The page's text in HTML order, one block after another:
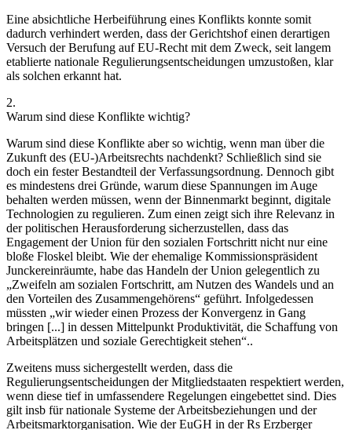
Eine absichtliche Herbeiführung eines Konflikts konnte somit
dadurch verhindert werden, dass der Gerichtshof einen derartigen
Versuch der Berufung auf EU-Recht mit dem Zweck, seit langem
etablierte nationale Regulierungsentscheidungen umzustoßen, klar
als solchen erkannt hat.
2.
Warum sind diese Konflikte wichtig?
Warum sind diese Konflikte aber so wichtig, wenn man über die
Zukunft des (EU-)Arbeitsrechts nachdenkt? Schließlich sind sie
doch ein fester Bestandteil der Verfassungsordnung. Dennoch gibt
es mindestens drei Gründe, warum diese Spannungen im Auge
behalten werden müssen, wenn der Binnenmarkt beginnt, digitale
Technologien zu regulieren. Zum einen zeigt sich ihre Relevanz in
der politischen Herausforderung sicherzustellen, dass das
Engagement der Union für den sozialen Fortschritt nicht nur eine
bloße Floskel bleibt. Wie der ehemalige Kommissionspräsident
Junckereinräumte, habe das Handeln der Union gelegentlich zu
„Zweifeln am sozialen Fortschritt, am Nutzen des Wandels und an
den Vorteilen des Zusammengehörens“ geführt. Infolgedessen
müssten „wir wieder einen Prozess der Konvergenz in Gang
bringen [...] in dessen Mittelpunkt Produktivität, die Schaffung von
Arbeitsplätzen und soziale Gerechtigkeit stehen“..
Zweitens muss sichergestellt werden, dass die
Regulierungsentscheidungen der Mitgliedstaaten respektiert werden,
wenn diese tief in umfassendere Regelungen eingebettet sind. Dies
gilt insb für nationale Systeme der Arbeitsbeziehungen und der
Arbeitsmarktorganisation. Wie der EuGH in der Rs Erzberger